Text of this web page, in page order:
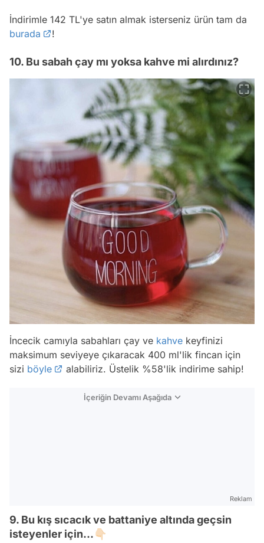
İndirimle 142 TL'ye satın almak isterseniz ürün tam da
burada
!
10. Bu sabah çay mı yoksa kahve mi alırdınız?
İncecik camıyla sabahları çay ve kahve keyfinizi
maksimum seviyeye çıkaracak 400 ml'lik fincan için
sizi böyle alabiliriz. Üstelik %58'lik indirime sahip!
İçeriğin Devamı Aşağıda
Reklam
9. Bu kış sıcacık ve battaniye altında geçsin
isteyenler için...👇🏻